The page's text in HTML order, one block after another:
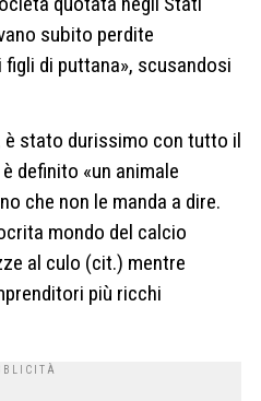
subito perdite
di puttana», scusandosi
è stato durissimo con tutto il
definito «un animale
che non le manda a dire.
mondo del calcio
al culo (cit.) mentre
più ricchi